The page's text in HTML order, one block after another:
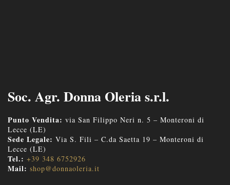
Soc. Agr. Donna Oleria s.r.l.
Punto Vendita: via San Filippo Neri n. 5 – Monteroni di
Lecce (LE)
Sede Legale: Via S. Fili – C.da Saetta 19 – Monteroni di
Lecce (LE)
Tel.: +39 348 6752926
Mail: shop@donnaoleria.it